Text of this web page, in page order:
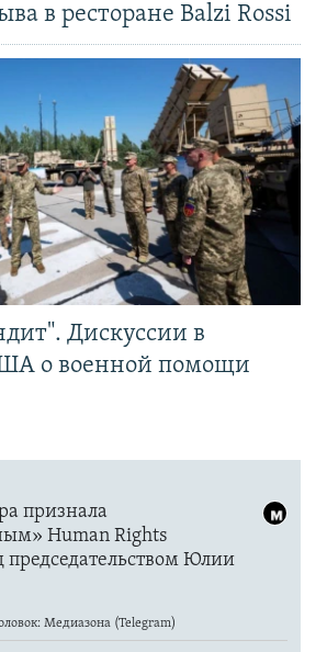
в ресторане Balzi Rossi
Дискуссии в
о военной помощи